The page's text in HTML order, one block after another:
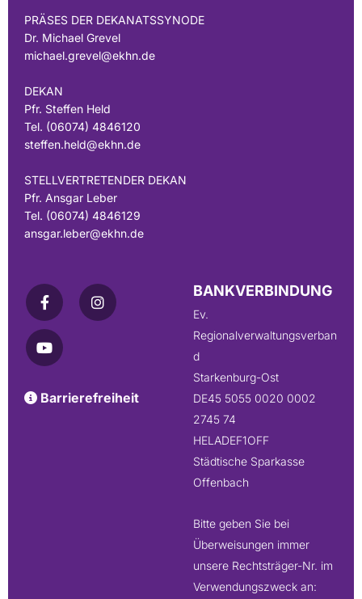
PRÄSES DER DEKANATSSYNODE
Dr. Michael Grevel
michael.grevel@ekhn.de
DEKAN
Pfr. Steffen Held
Tel. (06074) 4846120
steffen.held@ekhn.de
STELLVERTRETENDER DEKAN
Pfr. Ansgar Leber
Tel. (06074) 4846129
ansgar.leber@ekhn.de
 Barrierefreiheit
BANKVERBINDUNG
Ev.
Regionalverwaltungsverban
d
Starkenburg-Ost
DE45 5055 0020 0002
2745 74
HELADEF1OFF
Städtische Sparkasse
Offenbach
Bitte geben Sie bei
Überweisungen immer
unsere Rechtsträger-Nr. im
Verwendungszweck an: